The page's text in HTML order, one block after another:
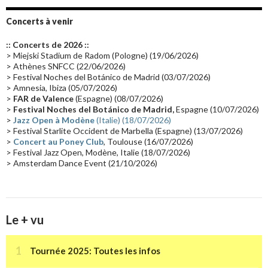
Groupe de Recherche Musicale
Passages radio Vidéo Jarrecast (16) Synthé 80's
Les concerts en Chine(16) Cinéma
Synthé Roland(15) Belgique(15)
(14) Astronomie (14)
Tournée 2025(14) 2024(14) Chine(13)
Concerts à venir
:: Concerts de 2026 ::
> Miejski Stadium de Radom (Pologne) (19/06/2026)
> Athènes SNFCC (22/06/2026)
> Festival Noches del Botánico de Madrid (03/07/2026)
> Amnesia, Ibiza (05/07/2026)
> FAR de Valence(Espagne) (08/07/2026)
> Festival Noches del Botánico de Madrid,Espagne (10/07/2026)
> Jazz Open à Modène(Italie) (18/07/2026)
> Festival Starlite Occident de Marbella (Espagne) (13/07/2026)
> Concert au Poney Club, Toulouse (16/07/2026)
> Festival Jazz Open, Modène, Italie (18/07/2026)
> Amsterdam Dance Event (21/10/2026)
Le + vu